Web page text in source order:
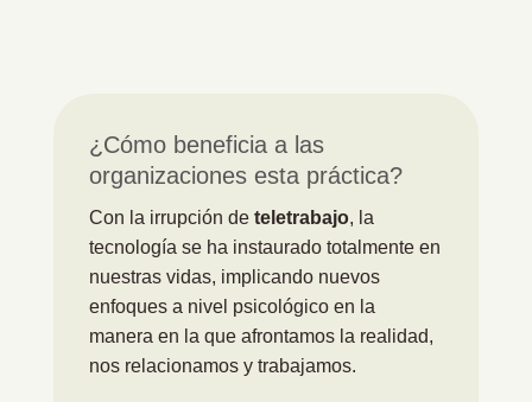
¿Cómo beneficia a las
organizaciones esta práctica?
Con la irrupción de teletrabajo, la
tecnología se ha instaurado totalmente en
nuestras vidas, implicando nuevos
enfoques a nivel psicológico en la
manera en la que afrontamos la realidad,
nos relacionamos y trabajamos.